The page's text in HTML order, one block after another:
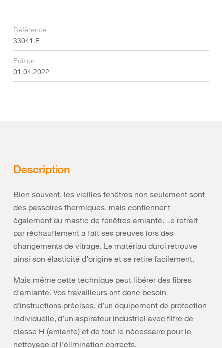
Référence
33041.F
Édition
01.04.2022
Description
Bien souvent, les vieilles fenêtres non seulement sont
des passoires thermiques, mais contiennent
également du mastic de fenêtres amianté. Le retrait
par réchauffement a fait ses preuves lors des
changements de vitrage. Le matériau durci retrouve
ainsi son élasticité d’origine et se retire facilement.
Mais même cette technique peut libérer des fibres
d'amiante. Vos travailleurs ont donc besoin
d’instructions précises, d’un équipement de protection
individuelle, d’un aspirateur industriel avec filtre de
classe H (amiante) et de tout le nécessaire pour le
nettoyage et l’élimination corrects.